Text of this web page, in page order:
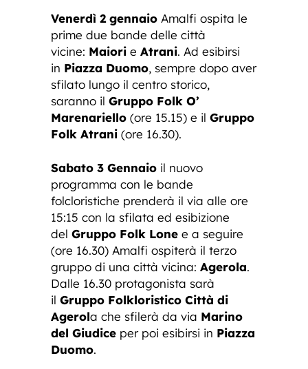
Venerdì 2 gennaio Amalfi ospita le
prime due bande delle città
vicine: Maiori e Atrani. Ad esibirsi
in Piazza Duomo, sempre dopo aver
sfilato lungo il centro storico,
saranno il Gruppo Folk O’
Marenariello (ore 15.15) e il Gruppo
Folk Atrani (ore 16.30).
Sabato 3 Gennaio il nuovo
programma con le bande
folcloristiche prenderà il via alle ore
15:15 con la sfilata ed esibizione
del Gruppo Folk Lone e a seguire
(ore 16.30) Amalfi ospiterà il terzo
gruppo di una città vicina: Agerola.
Dalle 16.30 protagonista sarà
il Gruppo Folkloristico Città di
Agerola che sfilerà da via Marino
del Giudice per poi esibirsi in Piazza
Duomo.